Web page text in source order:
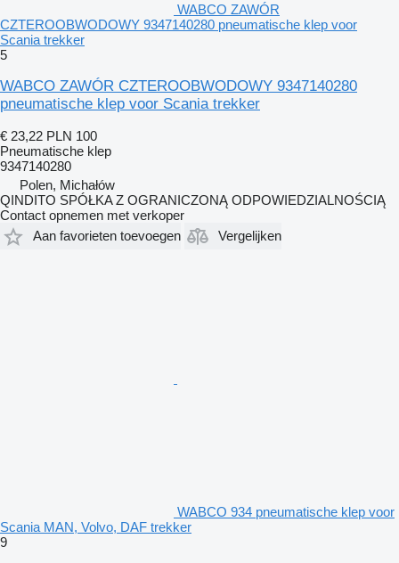
WABCO ZAWÓR
CZTEROOBWODOWY 9347140280 pneumatische klep voor
Scania trekker
5
WABCO ZAWÓR CZTEROOBWODOWY 9347140280
pneumatische klep voor Scania trekker
€ 23,22 PLN 100
Pneumatische klep
9347140280
Polen, Michałów
QINDITO SPÓŁKA Z OGRANICZONĄ ODPOWIEDZIALNOŚCIĄ
Contact opnemen met verkoper
Aan favorieten toevoegen
Vergelijken
WABCO 934 pneumatische klep voor
Scania MAN, Volvo, DAF trekker
9